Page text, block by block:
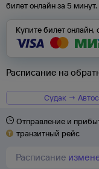
билет онлайн за 5 минут.
Купите билет онлайн,
Расписание на
Судак →
Отправление и
транзитный рейс
Расписание